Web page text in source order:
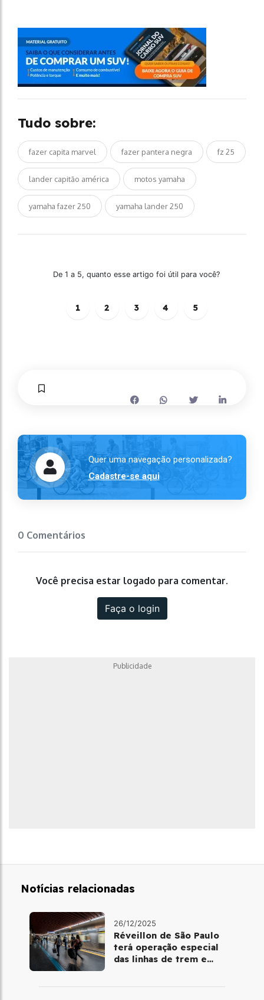
Tudo sobre:
fazer capita marvel fazer pantera negra fz 25
lander capitão américa motos yamaha
yamaha fazer 250 yamaha lander 250
De 1 a 5, quanto esse artigo foi útil para você?
1 2 3 4 5
Quer uma navegação personalizada?
Cadastre-se aqui
0 Comentários
Você precisa estar logado para comentar.
Faça o login
Publicidade
Notícias relacionadas
26/12/2025
Réveillon de São Paulo
terá operação especial
das linhas de trem e